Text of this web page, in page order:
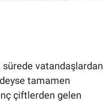
sürede vatandaşlardan
tamamen
çiftlerden gelen